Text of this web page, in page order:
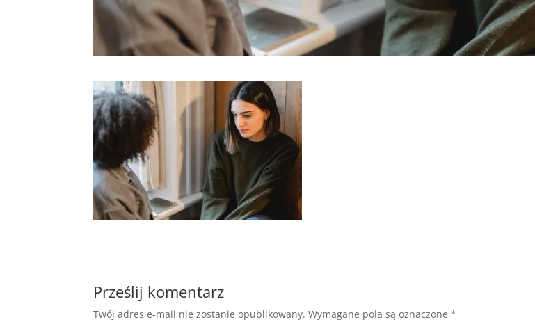
Prześlij komentarz
Twój adres e-mail nie zostanie opublikowany. Wymagane pola są oznaczone*